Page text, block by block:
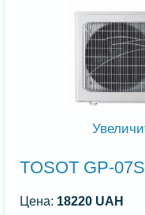
TOSOT GP-
Цена: 18220 UAH